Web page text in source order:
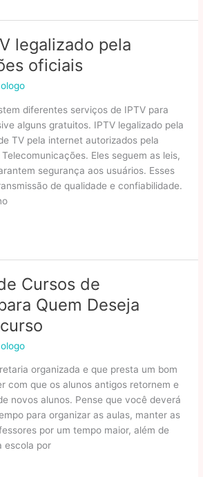
legalizado pela
oficiais
diferentes serviços de IPTV para
alguns gratuitos. IPTV legalizado pela
TV pela internet autorizados pela
Eles seguem as leis,
segurança aos usuários. Esses
de qualidade e confiabilidade.
Cursos de
Quem Deseja
organizada e que presta um bom
com que os alunos antigos retornem e
novos alunos. Pense que você deverá
para organizar as aulas, manter as
por um tempo maior, além de
escola por